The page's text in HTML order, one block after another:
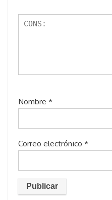
Nombre *
Correo electrónico *